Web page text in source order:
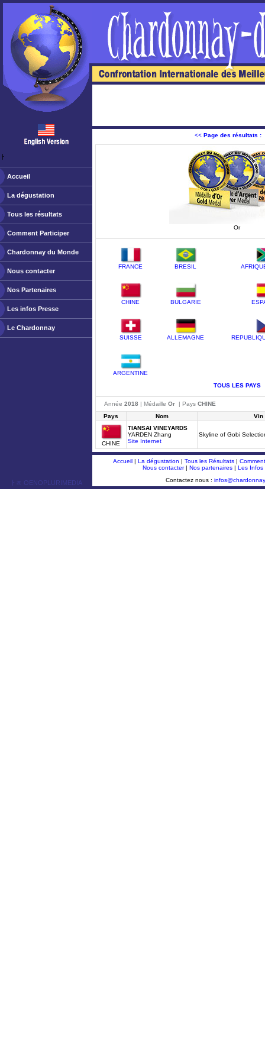
ￂﾠ
Accueil
La dégustation
Tous les résultats
Comment Participer
Chardonnay du Monde
Nous contacter
Nos Partenaires
Les infos Presse
Le Chardonnay
<< Page des résultats :
Or
FRANCE BRESIL
CHINE BULGARIE
SUISSE ALLEMAGNE
ARGENTINE
TOUS LES PAYS
Année 2018 | Médaille Or | Pays CHINE
Pays
Nom Vin
CHINE
TIANSAI VINEYARDS
YARDEN Zhang
Site Internet
Skyline of Gobi
ￂﾮ OENOPLURIMEDIA
Accueil| La dégustation | Tous les Résultats|
Nous contacter| Nos partenaires| Les Infos
Contactez nous :